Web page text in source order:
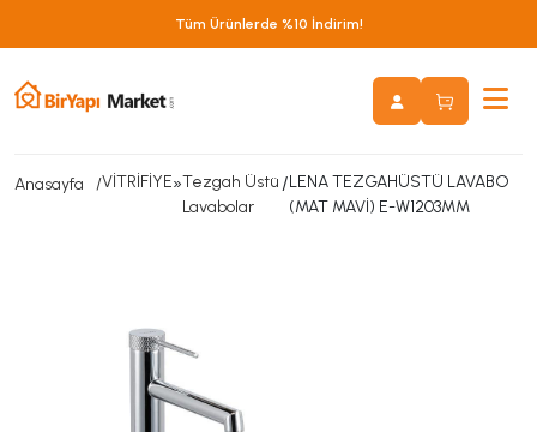
Tüm Ürünlerde %10 İndirim!
Anasayfa VİTRİFİYE»Tezgah Üstü
Lavabolar
/LENA TEZGAHÜSTÜ LAVABO
(MAT MAVİ) E-W1203MM